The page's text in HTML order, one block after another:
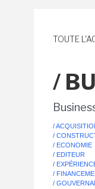
TOUTE
/
/
/
/ ECONOMIE
/ EDITEUR
/
/
/